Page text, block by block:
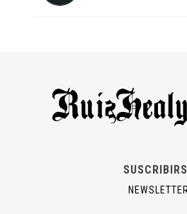
NEWSLETTER